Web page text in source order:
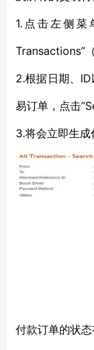
1.点击左侧菜
Transactions”
2.根据日期、
易订单，点击
3.将会立即生
付款订单的状态